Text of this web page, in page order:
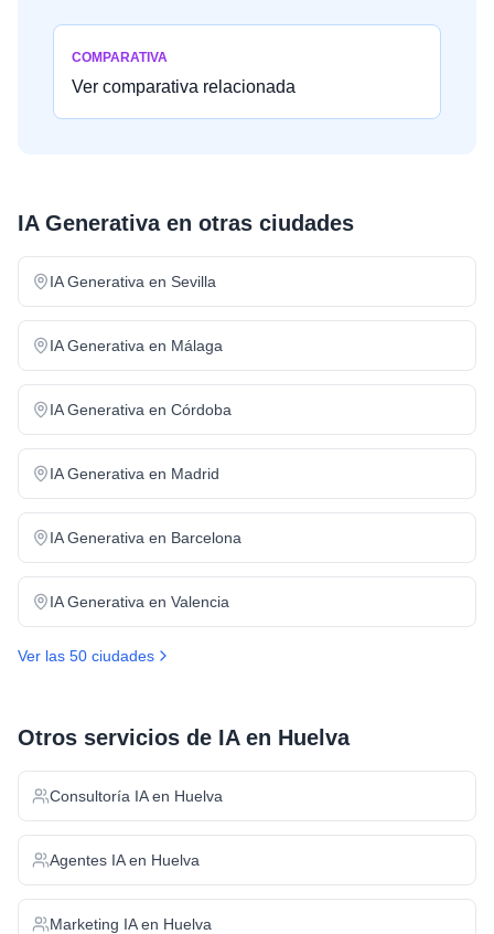
COMPARATIVA
Ver comparativa relacionada
IA Generativaen otras ciudades
IA Generativa en Sevilla
IA Generativa en Málaga
IA Generativa en Córdoba
IA Generativa en Madrid
IA Generativa en Barcelona
IA Generativa en Valencia
Ver las 50 ciudades
Otros servicios de IA en Huelva
Consultoría IAen Huelva
Agentes IAen Huelva
Marketing IAen Huelva